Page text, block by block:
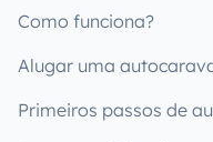
Como funciona?
Alugar uma
Primeiros passos de